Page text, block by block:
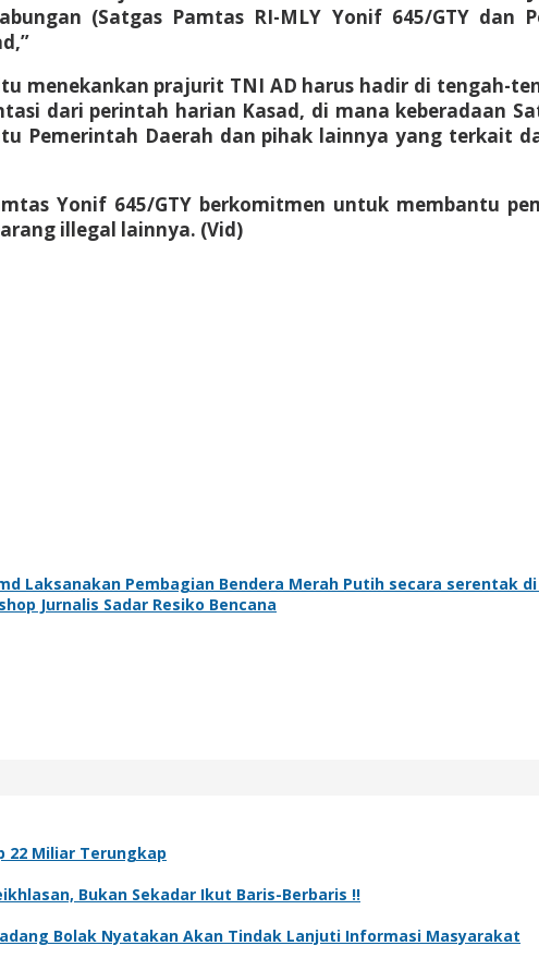
(Satgas Pamtas RI-MLY Yonif 645/GTY dan
menekankan prajurit TNI AD harus hadir di tengah-
dari perintah harian Kasad, di mana keberadaan
Pemerintah Daerah dan pihak lainnya yang terkait
Yonif 645/GTY berkomitmen untuk membantu
illegal lainnya. (Vid)
Laksanakan Pembagian Bendera Merah Putih secara serentak
Jurnalis Sadar Resiko Bencana
22 Miliar Terungkap
Bukan Sekadar Ikut Baris-Berbaris !!
Bolak Nyatakan Akan Tindak Lanjuti Informasi Masyarakat